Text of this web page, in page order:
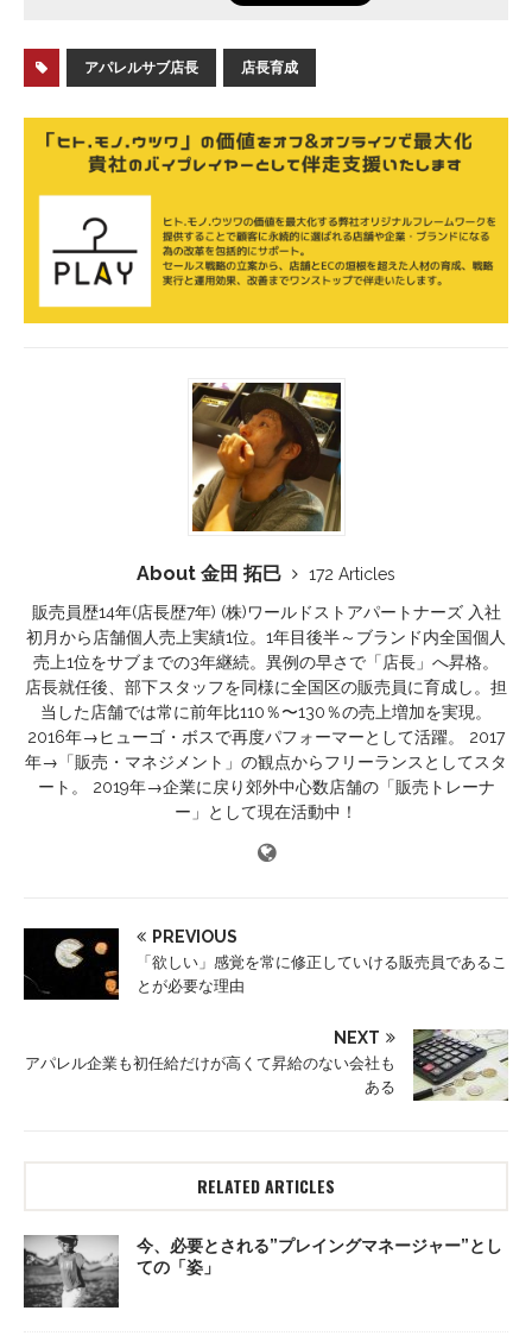
アパレルサブ店長 店長育成
About 金田 拓巳
172 Articles
販売員歴14年(店長歴7年) (株)ワールドストアパートナーズ 入社
初月から店舗個人売上実績1位。1年目後半～ブランド内全国個人
売上1位をサブまでの3年継続。異例の早さで「店長」へ昇格。
店長就任後、部下スタッフを同様に全国区の販売員に育成し。担
当した店舗では常に前年比110％〜130％の売上増加を実現。
2016年→ヒューゴ・ボスで再度パフォーマーとして活躍。 2017
年→「販売・マネジメント」の観点からフリーランスとしてスタ
ート。 2019年→企業に戻り郊外中心数店舗の「販売トレーナ
ー」として現在活動中！
PREVIOUS
「欲しい」感覚を常に修正していける販売員であるこ
とが必要な理由
NEXT
アパレル企業も初任給だけが高くて昇給のない会社も
ある
RELATED ARTICLES
今、必要とされる”プレイングマネージャー”とし
ての「姿」